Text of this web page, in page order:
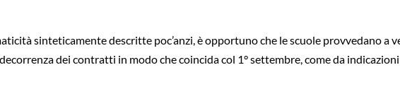
sinteticamente descritte poc’anzi, è opportuno che le scuole provvedano a
dei contratti in modo che coincida col 1° settembre, come da